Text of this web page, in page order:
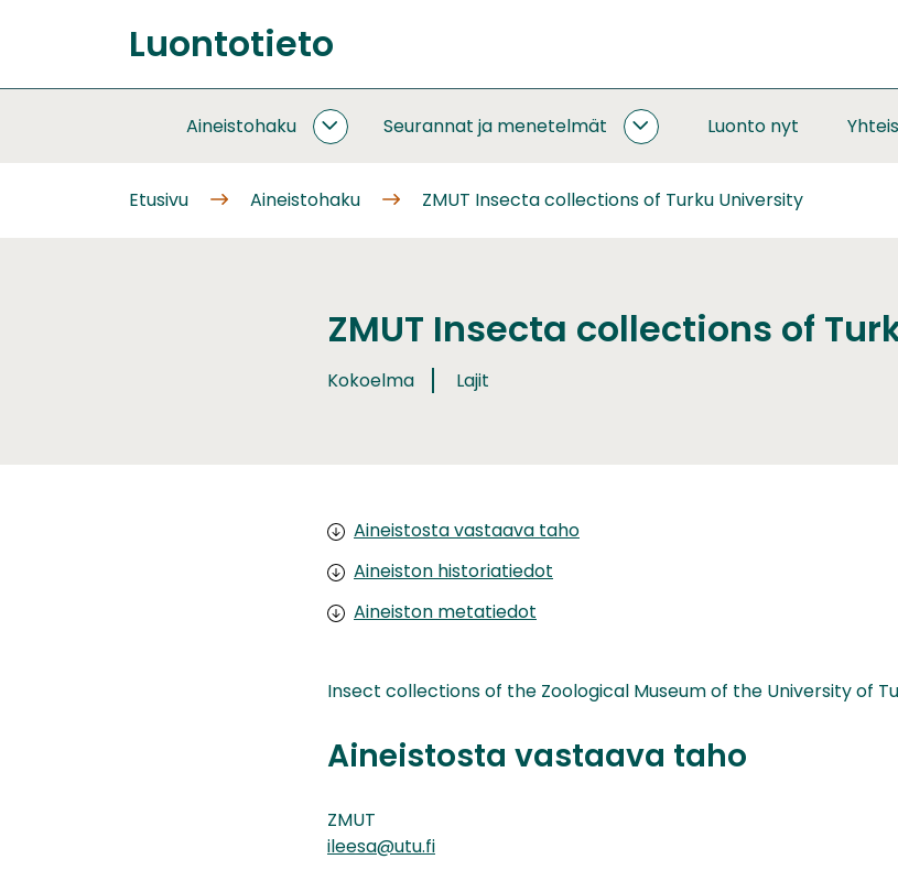
sisältöön
Etusivu
Luontotieto
Aineistohaku
AINEISTOHAKU
Seurannat ja menetelmät
SEURANNAT
ALASIVUT
Luonto nyt
Etusivu Aineistohaku ZMUT Insecta collections of Turku University
ZMUT Insecta collections of
Kokoelma Lajit
Aineistosta vastaava taho
Aineiston historiatiedot
Aineiston metatiedot
Insect collections of the Zoological Museum of the University of
Aineistosta vastaava taho
ZMUT
ileesa@utu.fi